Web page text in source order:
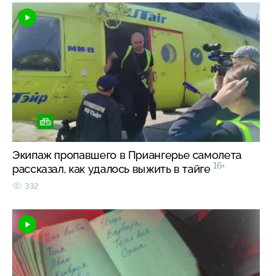
Экипаж пропавшего в Приангерье самолета
рассказал, как удалось выжить в тайге 16+
332